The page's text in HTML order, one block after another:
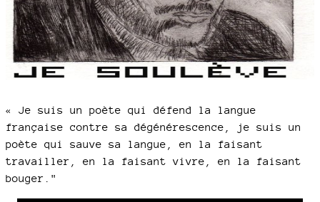
« Je suis un poète qui défend la langue
française contre sa dégénérescence, je suis un
poète qui sauve sa langue, en la faisant
travailler, en la faisant vivre, en la faisant
bouger."